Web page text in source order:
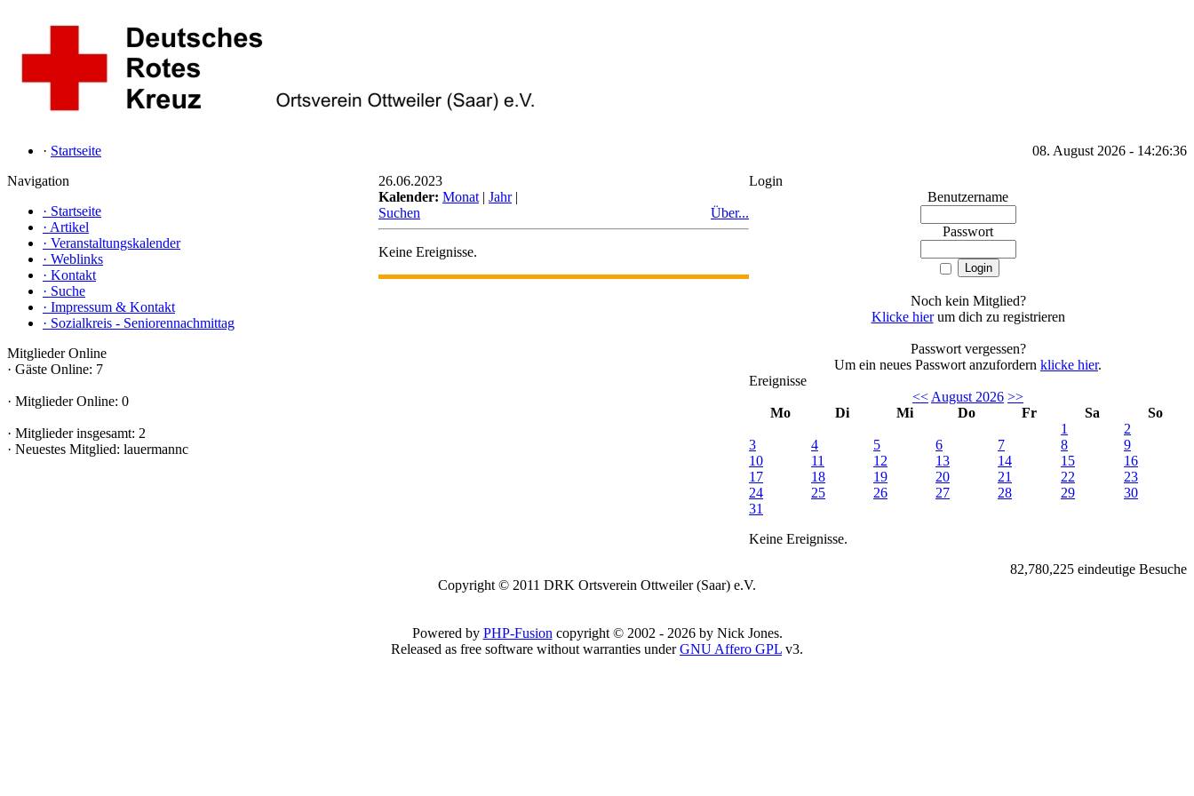
· Startseite
08. August 2026 - 14:26:36
Navigation
· Startseite
· Artikel
· Veranstaltungskalender
· Weblinks
· Kontakt
· Suche
· Impressum & Kontakt
· Sozialkreis - Seniorennachmittag
Mitglieder Online
· Gäste Online: 7
· Mitglieder Online: 0
· Mitglieder insgesamt: 2
· Neuestes Mitglied: lauermannc
26.06.2023
Kalender: Monat | Jahr|
Suchen
Über...
Keine Ereignisse.
Login
Benutzername
Passwort
Noch kein Mitglied?
Klicke hierum dich zu registrieren
Passwort vergessen?
Um ein neues Passwort anzufordern klicke hier.
Ereignisse
<< August 2026 >>
Mo
Di Mi Do Fr Sa
So
1
2
3
4 5 6 7 8
9
10
11 12 13 14 15
16
17
18 19 20 21 22
23
24
25 26 27 28 29
30
31
Keine Ereignisse.
82,780,225 eindeutige Besuche
Copyright © 2011 DRK Ortsverein Ottweiler (Saar) e.V.
Powered by PHP-Fusion copyright © 2002 - 2026 by Nick Jones.
Released as free software without warranties underGNU Affero GPL v3.